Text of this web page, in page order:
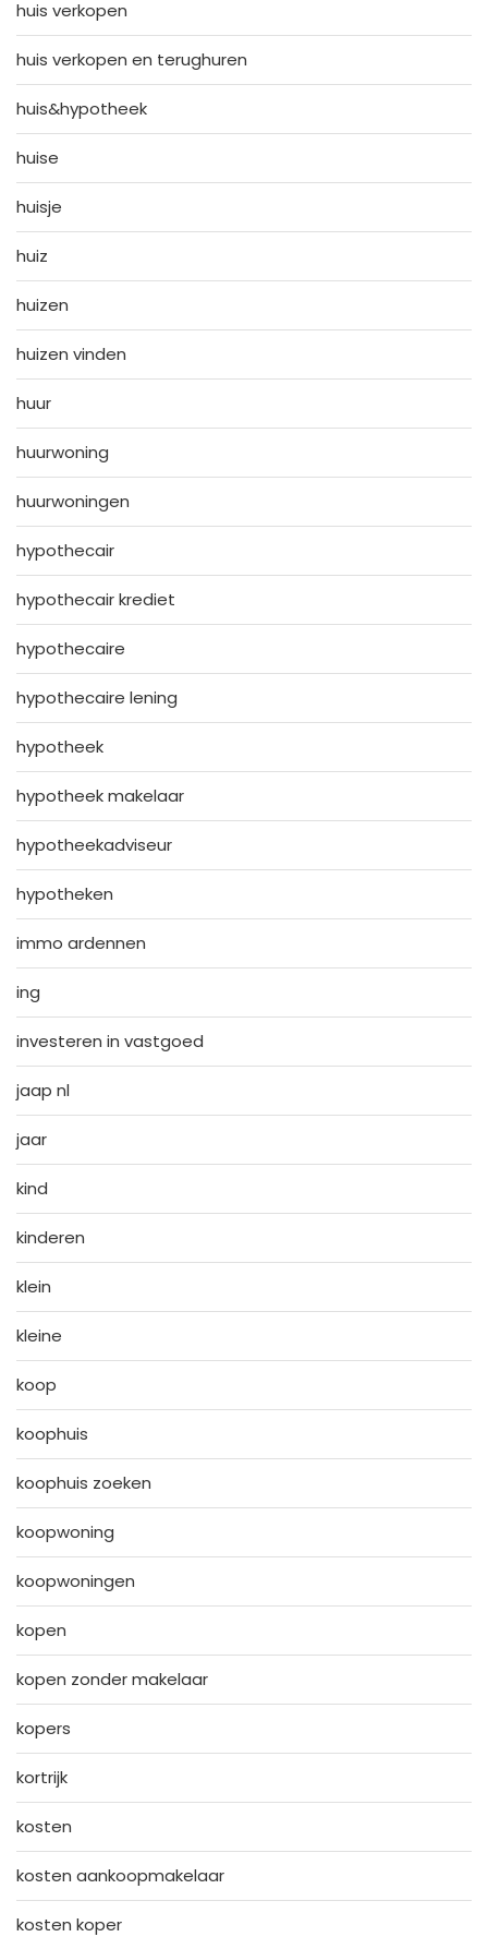
huis verkopen
huis verkopen en terughuren
huis&hypotheek
huise
huisje
huiz
huizen
huizen vinden
huur
huurwoning
huurwoningen
hypothecair
hypothecair krediet
hypothecaire
hypothecaire lening
hypotheek
hypotheek makelaar
hypotheekadviseur
hypotheken
immo ardennen
ing
investeren in vastgoed
jaap nl
jaar
kind
kinderen
klein
kleine
koop
koophuis
koophuis zoeken
koopwoning
koopwoningen
kopen
kopen zonder makelaar
kopers
kortrijk
kosten
kosten aankoopmakelaar
kosten koper